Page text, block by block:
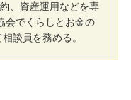
、資産運用などを専
会でくらしとお金の
談員を務める。